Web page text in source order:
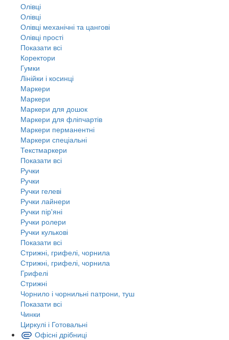
Олівці
Олівці
Олівці механічні та цангові
Олівці прості
Показати всі
Коректори
Гумки
Лінійки і косинці
Маркери
Маркери
Маркери для дошок
Маркери для фліпчартів
Маркери перманентні
Маркери спеціальні
Текстмаркери
Показати всі
Ручки
Ручки
Ручки гелеві
Ручки лайнери
Ручки пір'яні
Ручки ролери
Ручки кулькові
Показати всі
Стрижні, грифелі, чорнила
Стрижні, грифелі, чорнила
Грифелі
Стрижні
Чорнило і чорнильні патрони, туш
Показати всі
Чинки
Циркулі і Готовальні
Офісні дрібниці